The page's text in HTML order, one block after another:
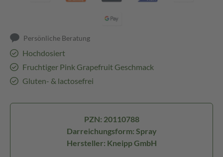
Persönliche Beratung
Hochdosiert
Fruchtiger Pink Grapefruit Geschmack
Gluten- & lactosefrei
PZN: 20110788
Darreichungsform: Spray
Hersteller: Kneipp GmbH